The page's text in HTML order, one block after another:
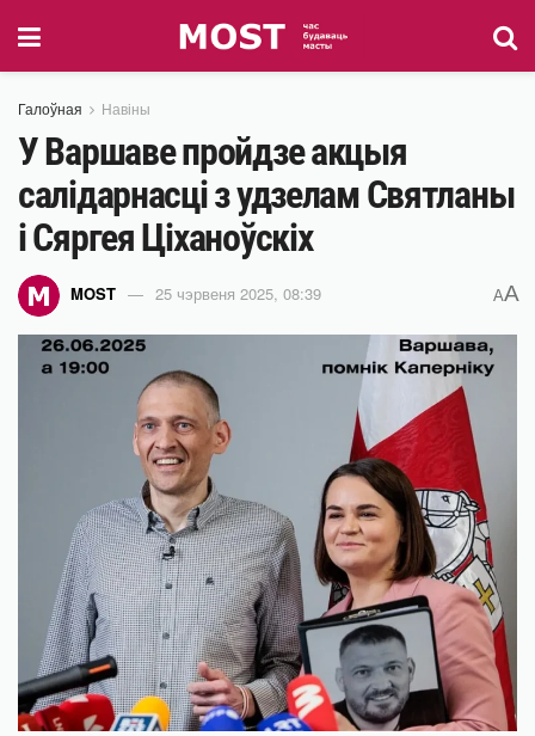
Галоўная Навіны
У Варшаве пройдзе акцыя
салідарнасці з удзелам Святланы
і Сяргея Ціханоўскіх
MOST 25 чэрвеня 2025, 08:39 AA